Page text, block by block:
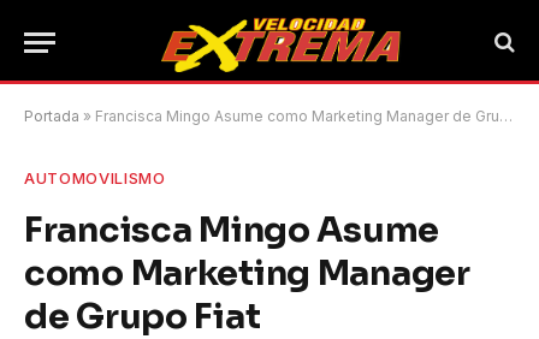
Portada » Francisca Mingo Asume como Marketing Manager de Grupo Fiat
AUTOMOVILISMO
Francisca Mingo Asume
como Marketing Manager
de Grupo Fiat